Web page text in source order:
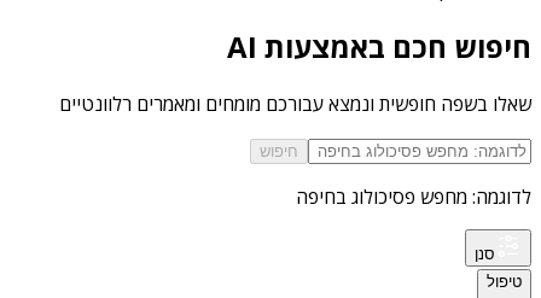
חיפוש חכם באמצעות AI
שאלו בשפה חופשית ונמצא עבורכם מומחים ומאמרים רלוונטיים
חיפוש
לדוגמה: מחפש פסיכולוג בחיפה
סנן
טיפול